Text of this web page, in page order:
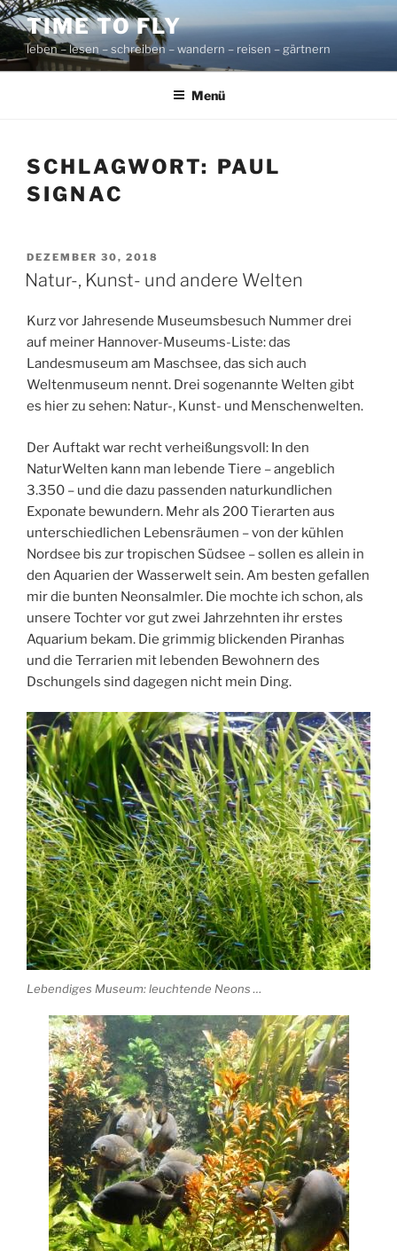
Zum
Inhalt
springen
TIME TO FLY
leben – lesen – schreiben – wandern – reisen – gärtnern
Menü
SCHLAGWORT: PAUL
SIGNAC
VERÖFFENTLICHT
AM
DEZEMBER 30, 2018
Natur-, Kunst- und andere Welten
Kurz vor Jahresende Museumsbesuch Nummer drei
auf meiner Hannover-Museums-Liste: das
Landesmuseum am Maschsee, das sich auch
Weltenmuseum nennt. Drei sogenannte Welten gibt
es hier zu sehen: Natur-, Kunst- und Menschenwelten.
Der Auftakt war recht verheißungsvoll: In den
NaturWelten kann man lebende Tiere – angeblich
3.350 – und die dazu passenden naturkundlichen
Exponate bewundern. Mehr als 200 Tierarten aus
unterschiedlichen Lebensräumen – von der kühlen
Nordsee bis zur tropischen Südsee – sollen es allein in
den Aquarien der Wasserwelt sein. Am besten gefallen
mir die bunten Neonsalmler. Die mochte ich schon, als
unsere Tochter vor gut zwei Jahrzehnten ihr erstes
Aquarium bekam. Die grimmig blickenden Piranhas
und die Terrarien mit lebenden Bewohnern des
Dschungels sind dagegen nicht mein Ding.
Lebendiges Museum: leuchtende Neons …